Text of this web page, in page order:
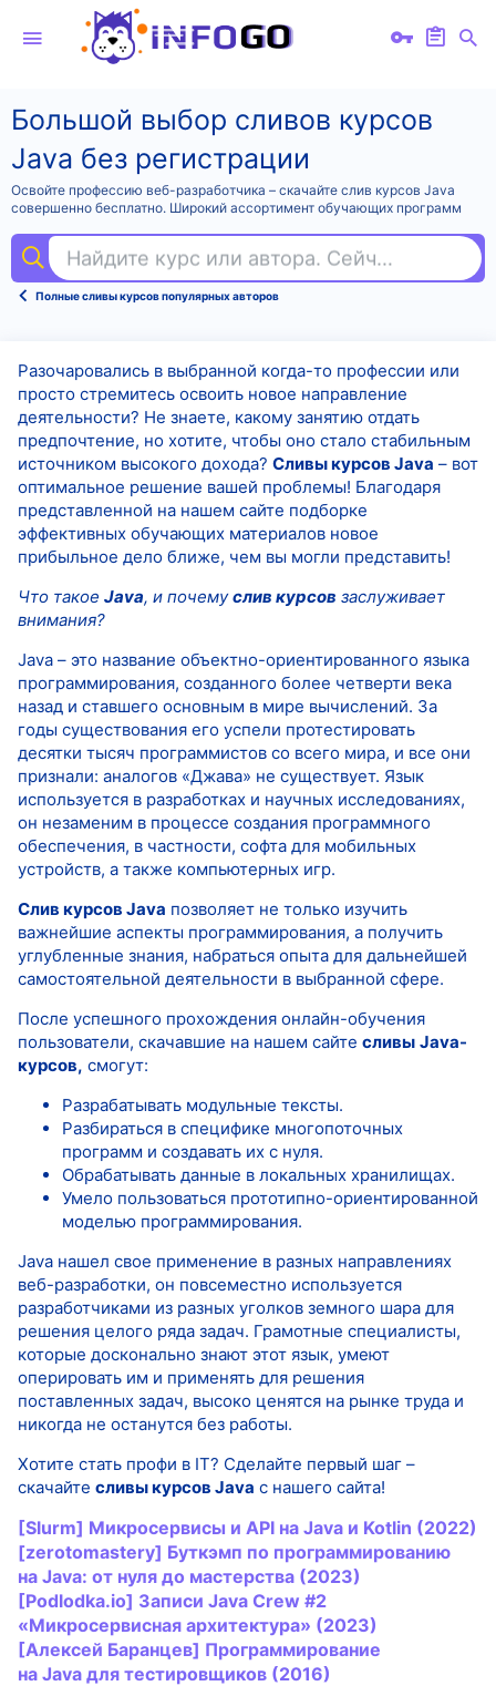
Большой выбор сливов курсов
Java без регистрации
Освойте профессию веб-разработчика – скачайте слив курсов Java
совершенно бесплатно. Широкий ассортимент обучающих программ
Найдите курс или автора. Сейчас ищут
Полные сливы курсов популярных авторов
Разочаровались в выбранной когда-то профессии или
просто стремитесь освоить новое направление
деятельности? Не знаете, какому занятию отдать
предпочтение, но хотите, чтобы оно стало стабильным
источником высокого дохода? Сливы курсов Java – вот
оптимальное решение вашей проблемы! Благодаря
представленной на нашем сайте подборке
эффективных обучающих материалов новое
прибыльное дело ближе, чем вы могли представить!
Что такое Java, и почемуслив курсов заслуживает
внимания?
Java – это название объектно-ориентированного языка
программирования, созданного более четверти века
назад и ставшего основным в мире вычислений. За
годы существования его успели протестировать
десятки тысяч программистов со всего мира, и все они
признали: аналогов «Джава» не существует. Язык
используется в разработках и научных исследованиях,
он незаменим в процессе создания программного
обеспечения, в частности, софта для мобильных
устройств, а также компьютерных игр.
Слив курсов Java позволяет не только изучить
важнейшие аспекты программирования, а получить
углубленные знания, набраться опыта для дальнейшей
самостоятельной деятельности в выбранной сфере.
После успешного прохождения онлайн-обучения
пользователи, скачавшие на нашем сайте сливы Java-
курсов, смогут:
Разрабатывать модульные тексты.
Разбираться в специфике многопоточных
программ и создавать их с нуля.
Обрабатывать данные в локальных хранилищах.
Умело пользоваться прототипно-ориентированной
моделью программирования.
Java нашел свое применение в разных направлениях
веб-разработки, он повсеместно используется
разработчиками из разных уголков земного шара для
решения целого ряда задач. Грамотные специалисты,
которые досконально знают этот язык, умеют
оперировать им и применять для решения
поставленных задач, высоко ценятся на рынке труда и
никогда не останутся без работы.
Хотите стать профи в IT? Сделайте первый шаг –
скачайте сливы курсов Java с нашего сайта!
[Slurm] Микросервисы и API на Java и Kotlin (2022)
[zerotomastery] Буткэмп по программированию
на Java: от нуля до мастерства (2023)
[Podlodka.io] Записи Java Crew #2
«Микросервисная архитектура» (2023)
[Алексей Баранцев] Программирование
на Java для тестировщиков (2016)